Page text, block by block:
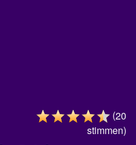
(20
stimmen)